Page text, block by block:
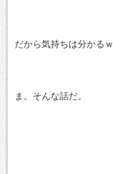
だから気持ちは分かるｗ
ま。そんな話だ。